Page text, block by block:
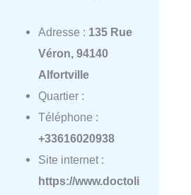
Adresse : 135 Rue
Véron, 94140
Alfortville
Quartier :
Téléphone :
+33616020938
Site internet :
https://www.doctoli